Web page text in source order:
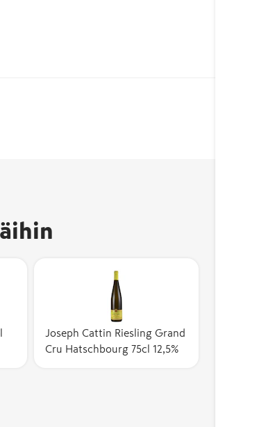
Joseph Cattin Riesling Grand
Cru Hatschbourg 75cl 12,5%